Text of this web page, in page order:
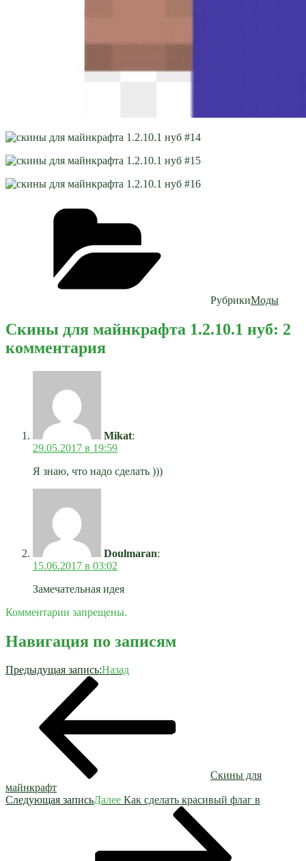
РубрикиМоды
Скины для майнкрафта 1.2.10.1 нуб: 2
комментария
Mikat:
29.05.2017 в 19:59
Я знаю, что надо сделать )))
Doulmaran:
15.06.2017 в 03:02
Замечательная идея
Комментарии запрещены.
Навигация по записям
Предыдущая запись:Назад
Скины для
майнкрафт
Следующая записьДалее Как сделать красивый флаг в